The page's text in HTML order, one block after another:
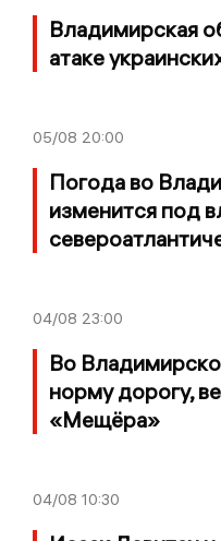
Владимирская
атаке
05/08 20:00
Погода во
изменится под
04/08 23:00
Во
норму дорогу,
«Мещёра»
04/08 10:30